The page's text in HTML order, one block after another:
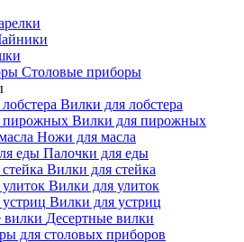
Cтоловые приборы
Вилки для лобстера
Вилки для пирожных
Ножи для масла
Палочки для еды
Вилки для стейка
Вилки для улиток
Вилки для устриц
Десертные вилки